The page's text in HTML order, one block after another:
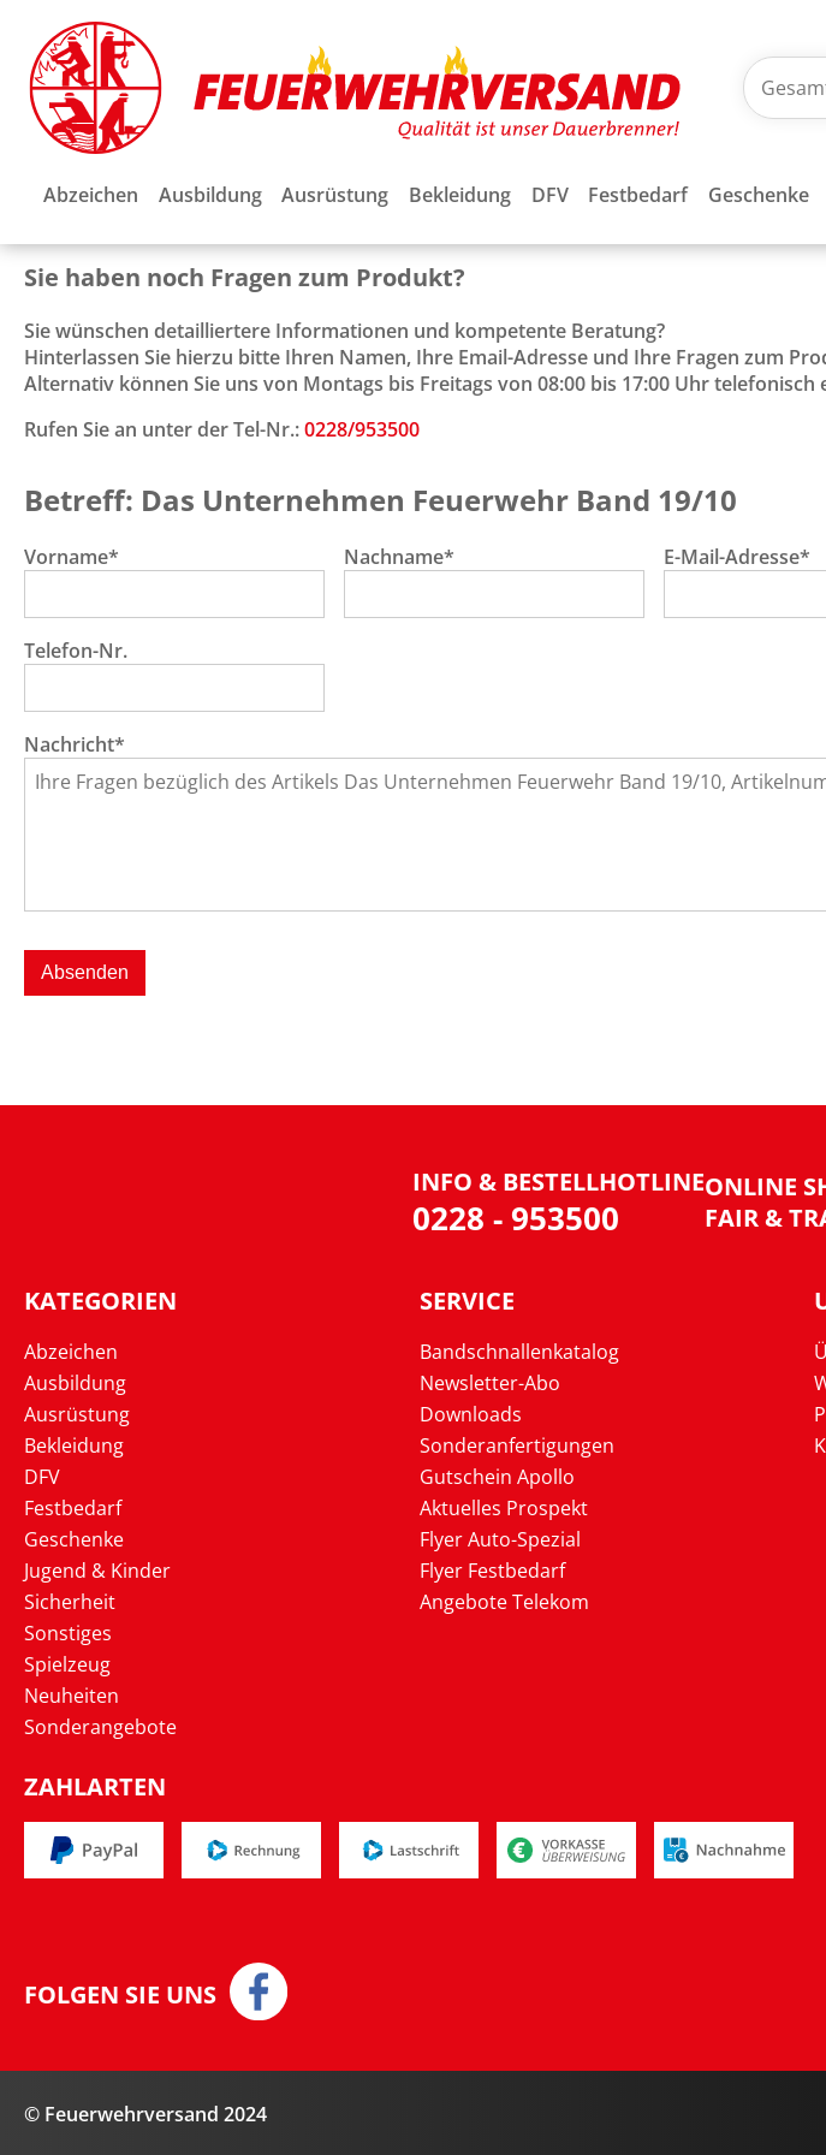
Abzeichen Ausbildung Ausrüstung Bekleidung DFV Festbedarf Geschenke
Sie haben noch Fragen zum Produkt?
Sie wünschen detailliertere Informationen und kompetente Beratung?
Hinterlassen Sie hierzu bitte Ihren Namen, Ihre Email-Adresse und Ihre Fragen zum
Alternativ können Sie uns von Montags bis Freitags von 08:00 bis 17:00 Uhr telefonisch
Rufen Sie an unter der Tel-Nr.:0228/953500
Betreff: Das Unternehmen Feuerwehr Band 19/10
Vorname* Nachname* E-Mail-Adresse*
Telefon-Nr.
Nachricht*
Absenden
INFO & BESTELLHOTLINE
0228 - 953500
ONLINE
FAIR &
KATEGORIEN
Abzeichen
Ausbildung
Ausrüstung
Bekleidung
DFV
Festbedarf
Geschenke
Jugend & Kinder
Sicherheit
Sonstiges
Spielzeug
Neuheiten
Sonderangebote
SERVICE
Bandschnallenkatalog
Newsletter-Abo
Downloads
Sonderanfertigungen
Gutschein Apollo
Aktuelles Prospekt
Flyer Auto-Spezial
Flyer Festbedarf
Angebote Telekom
ZAHLARTEN
FOLGEN SIE UNS
© Feuerwehrversand 2024